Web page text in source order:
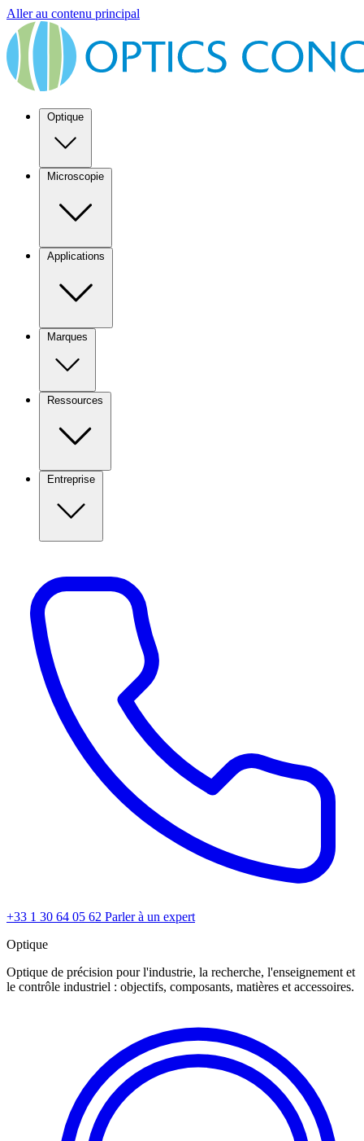
Aller au contenu principal
Optique
Microscopie
Applications
Marques
Ressources
Entreprise
+33 1 30 64 05 62 Parler à un expert
Optique
Optique de précision pour l'industrie, la recherche, l'enseignement et
le contrôle industriel : objectifs, composants, matières et accessoires.